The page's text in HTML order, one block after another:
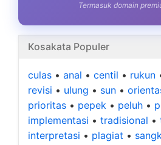
Termasuk domain
Kosakata Populer
culas • anal • centil • rukun
revisi • ulung • sun •
prioritas • pepek • peluh •
implementasi • tradisional •
interpretasi • plagiat •